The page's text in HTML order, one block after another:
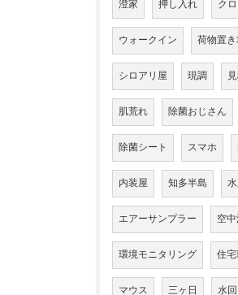
澄家 押し入れ ク
ウォークイン 荷物置き
シロアリ屋 現調
肌荒れ 除菌おじさん
除菌シート スマホ
内装屋 知多半島
エアーサンプラー 空
環境モニタリング 住
マウス 三ヶ日 水回